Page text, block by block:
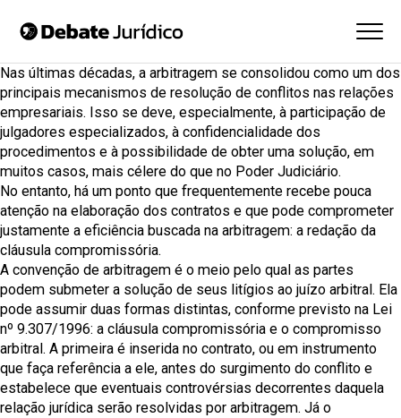
Nas últimas décadas, a arbitragem se consolidou como um dos
principais mecanismos de resolução de conflitos nas relações
empresariais. Isso se deve, especialmente, à participação de
julgadores especializados, à confidencialidade dos
procedimentos e à possibilidade de obter uma solução, em
muitos casos, mais célere do que no Poder Judiciário.
No entanto, há um ponto que frequentemente recebe pouca
atenção na elaboração dos contratos e que pode comprometer
justamente a eficiência buscada na arbitragem: a redação da
cláusula compromissória.
A convenção de arbitragem é o meio pelo qual as partes
podem submeter a solução de seus litígios ao juízo arbitral. Ela
pode assumir duas formas distintas, conforme previsto na Lei
nº 9.307/1996: a cláusula compromissória e o compromisso
arbitral. A primeira é inserida no contrato, ou em instrumento
que faça referência a ele, antes do surgimento do conflito e
estabelece que eventuais controvérsias decorrentes daquela
relação jurídica serão resolvidas por arbitragem. Já o